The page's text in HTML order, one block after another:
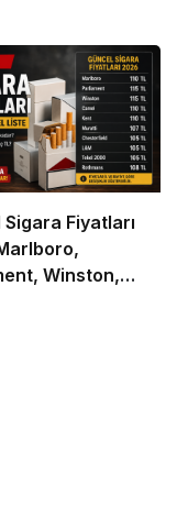
Fiyatları
Winston,